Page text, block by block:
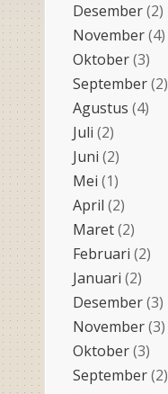
Desember(2)
November(4)
Oktober(3)
September(2)
Agustus (4)
Juli (2)
Juni (2)
Mei (1)
April (2)
Maret(2)
Februari (2)
Januari (2)
Desember(3)
November(3)
Oktober(3)
September(2)